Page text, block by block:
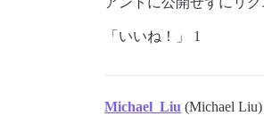
「いいね！」 1
Michael_Liu (Michael Liu)